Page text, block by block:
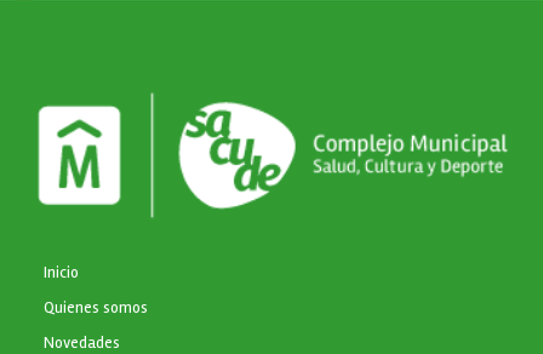
NAVEGACIÓN PRINCIPAL
Inicio
Quienes somos
Novedades